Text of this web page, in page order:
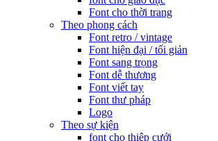
Font cho thời trang
Theo phong cách
Font retro / vintage
Font hiện đại / tối giản
Font sang trọng
Font dễ thương
Font viết tay
Font thư pháp
Logo
Theo sự kiện
font cho thiệp cưới